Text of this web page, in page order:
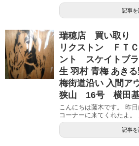
記事を
瑞穂店 買い取り
リクストン ＦＴ
ント スケイトブ
生 羽村 青梅 あき
梅街道沿い 入間ア
狭山 16号 横田
こんにちは藤木です。 昨
コーナーに来てくれたよ。
記事を